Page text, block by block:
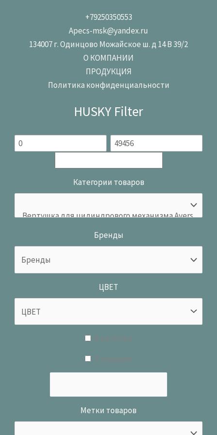
+79250350553
Apecs-msk@yandex.ru
134007 г. Одинцово Можайское ш. д 14 В 39/2
О КОМПАНИИ
ПРОДУКЦИЯ
Политика конфиденциальности
HUSKY Filter
Категории товаров
Бренды
ЦВЕТ
Метки товаров